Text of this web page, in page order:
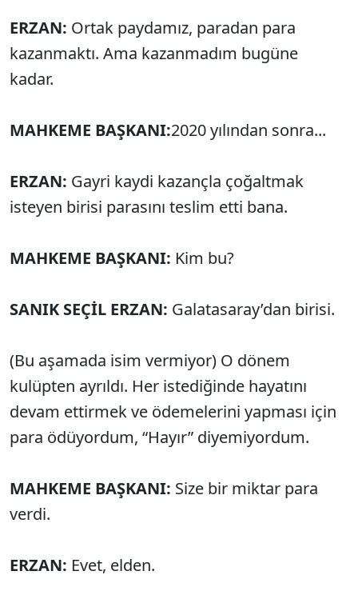
ERZAN: Ortak paydamız, paradan para
kazanmaktı. Ama kazanmadım bugüne
kadar.
MAHKEME BAŞKANI:2020 yılından sonra...
ERZAN: Gayri kaydi kazançla çoğaltmak
isteyen birisi parasını teslim etti bana.
MAHKEME BAŞKANI: Kim bu?
SANIK SEÇİL ERZAN: Galatasaray’dan birisi.
(Bu aşamada isim vermiyor) O dönem
kulüpten ayrıldı. Her istediğinde hayatını
devam ettirmek ve ödemelerini yapması için
para ödüyordum, “Hayır” diyemiyordum.
MAHKEME BAŞKANI: Size bir miktar para
verdi.
ERZAN: Evet, elden.